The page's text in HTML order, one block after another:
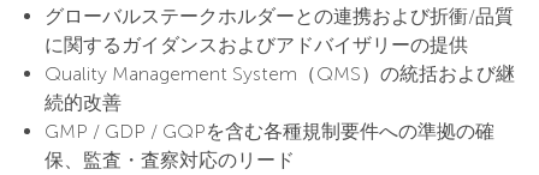
グローバルステークホルダーとの連携および折衝/品質
に関するガイダンスおよびアドバイザリーの提供
Quality Management System（QMS）の統括および継
続的改善
GMP / GDP / GQPを含む各種規制要件への準拠の確
保、監査・査察対応のリード